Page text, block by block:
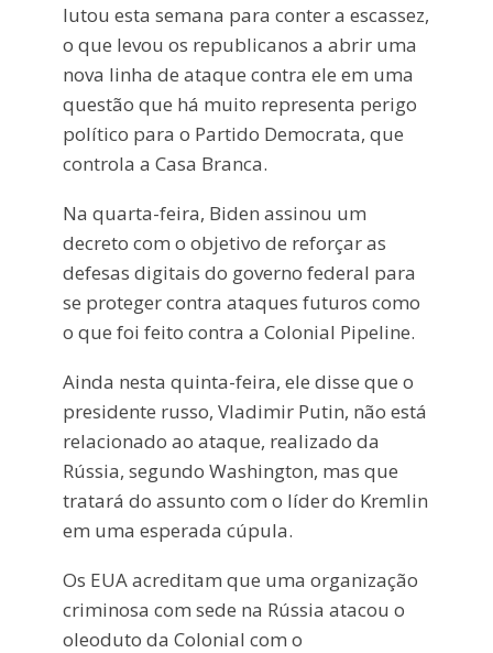
lutou esta semana para conter a escassez,
o que levou os republicanos a abrir uma
nova linha de ataque contra ele em uma
questão que há muito representa perigo
político para o Partido Democrata, que
controla a Casa Branca.
Na quarta-feira, Biden assinou um
decreto com o objetivo de reforçar as
defesas digitais do governo federal para
se proteger contra ataques futuros como
o que foi feito contra a Colonial Pipeline.
Ainda nesta quinta-feira, ele disse que o
presidente russo, Vladimir Putin, não está
relacionado ao ataque, realizado da
Rússia, segundo Washington, mas que
tratará do assunto com o líder do Kremlin
em uma esperada cúpula.
Os EUA acreditam que uma organização
criminosa com sede na Rússia atacou o
oleoduto da Colonial com o